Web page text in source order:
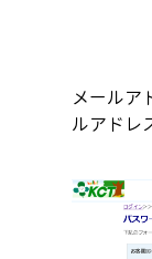
メールア
ルアドレ